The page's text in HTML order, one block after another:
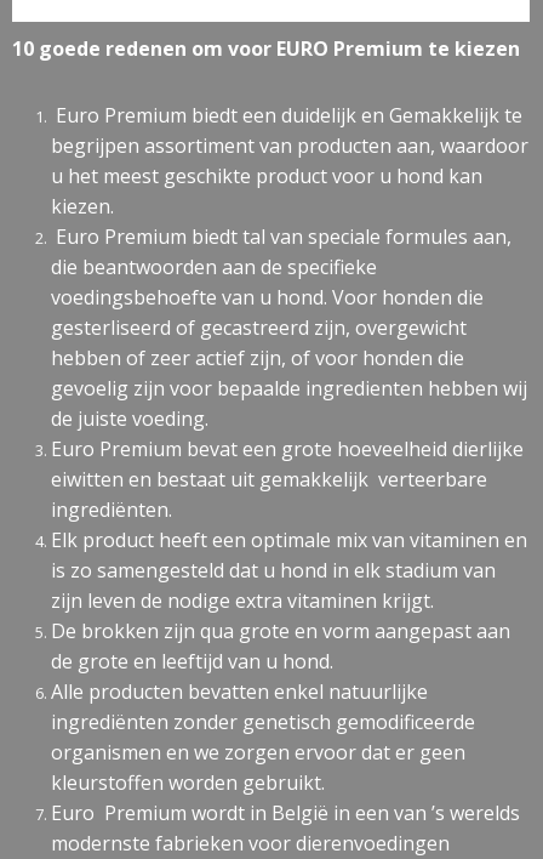
10 goede redenen om voor EURO Premium te kiezen
Euro Premium biedt een duidelijk en Gemakkelijk te
begrijpen assortiment van producten aan, waardoor
u het meest geschikte product voor u hond kan
kiezen.
Euro Premium biedt tal van speciale formules aan,
die beantwoorden aan de specifieke
voedingsbehoefte van u hond. Voor honden die
gesterliseerd of gecastreerd zijn, overgewicht
hebben of zeer actief zijn, of voor honden die
gevoelig zijn voor bepaalde ingredienten hebben wij
de juiste voeding.
Euro Premium bevat een grote hoeveelheid dierlijke
eiwitten en bestaat uit gemakkelijk verteerbare
ingrediënten.
Elk product heeft een optimale mix van vitaminen en
is zo samengesteld dat u hond in elk stadium van
zijn leven de nodige extra vitaminen krijgt.
De brokken zijn qua grote en vorm aangepast aan
de grote en leeftijd van u hond.
Alle producten bevatten enkel natuurlijke
ingrediënten zonder genetisch gemodificeerde
organismen en we zorgen ervoor dat er geen
kleurstoffen worden gebruikt.
Euro Premium wordt in België in een van ’s werelds
modernste fabrieken voor dierenvoedingen